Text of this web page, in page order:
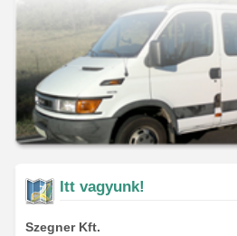
Itt vagyunk!
Szegner Kft.